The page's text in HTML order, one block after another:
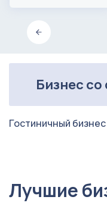
Бизнес со
Гостиничный бизнес
Лучшие